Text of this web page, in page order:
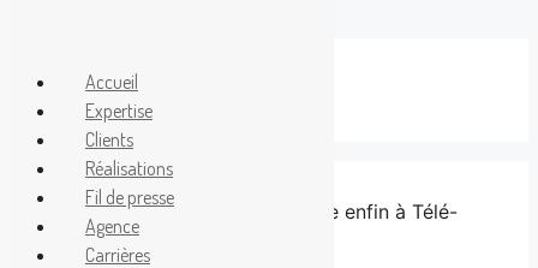
contenu
Menu
Accueil
Expertise
Clients
Réalisations
Fil de presse
Agence
Carrières